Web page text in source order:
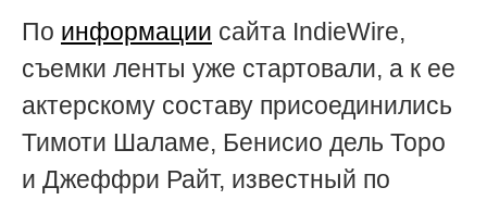
По информации сайта IndieWire,
съемки ленты уже стартовали, а к ее
актерскому составу присоединились
Тимоти Шаламе, Бенисио дель Торо
и Джеффри Райт, известный по